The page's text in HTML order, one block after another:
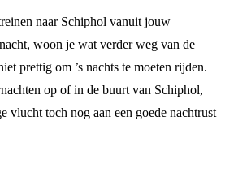
naar Schiphol vanuit jouw
woon je wat verder weg van de
prettig om ’s nachts te moeten rijden.
op of in de buurt van Schiphol,
vlucht toch nog aan een goede nachtrust